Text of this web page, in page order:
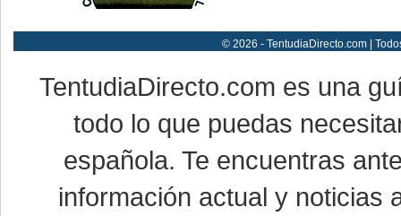
© 2026 - TentudiaDirecto.com |
TentudiaDirecto.com es una
todo lo que puedas
española. Te encuentras
información actual y noticias